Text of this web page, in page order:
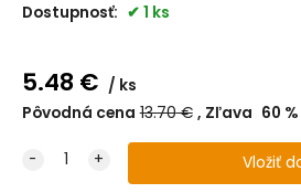
Dostupnosť: 1 ks
5.48 €
ks
Pôvodná cena 13.70€ Zľava 60 %